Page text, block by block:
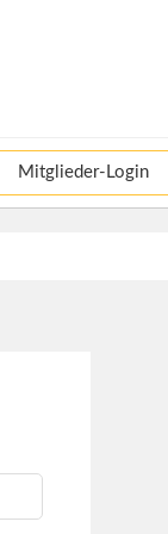
Mitglieder-Login